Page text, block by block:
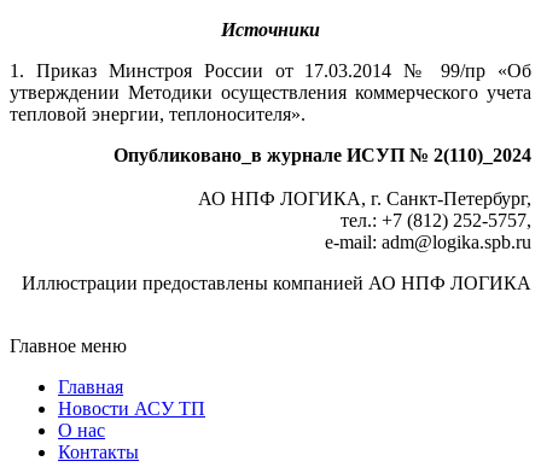
Источники
1. Приказ Минстроя России от 17.03.2014 № 99/пр «Об
утверждении Методики осуществления коммерческого учета
тепловой энергии, теплоносителя».
Опубликовано_в журнале ИСУП № 2(110)_2024
АО НПФ ЛОГИКА, г. Санкт-Петербург,
тел.: +7 (812) 252‑5757,
e-mail: adm@logika.spb.ru
Иллюстрации предоставлены компанией АО НПФ ЛОГИКА
Главное меню
Главная
Новости АСУ ТП
О нас
Контакты